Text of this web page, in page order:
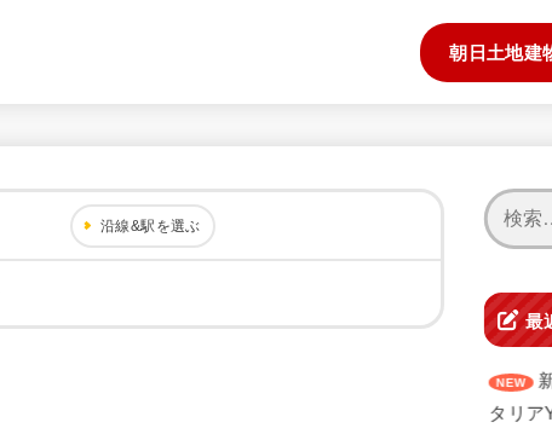
朝日土地建
沿線&駅を選ぶ
最
タリア